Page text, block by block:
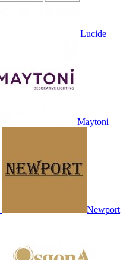
Lucide
Maytoni
Newport